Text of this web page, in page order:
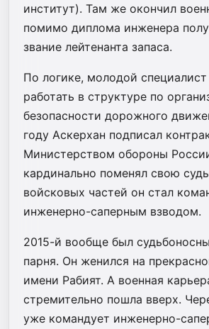
институт). Там же окончил
помимо диплома инженера
звание лейтенанта запаса.
По логике, молодой
работать в структуре по
безопасности дорожного
году Аскерхан подписал
Министерством обороны
кардинально поменял свою
войсковых частей он стал
инженерно-саперным взводом.
2015-й вообще был
парня. Он женился на
имени Рабият. А военная
стремительно пошла вверх.
уже командует инженерно-